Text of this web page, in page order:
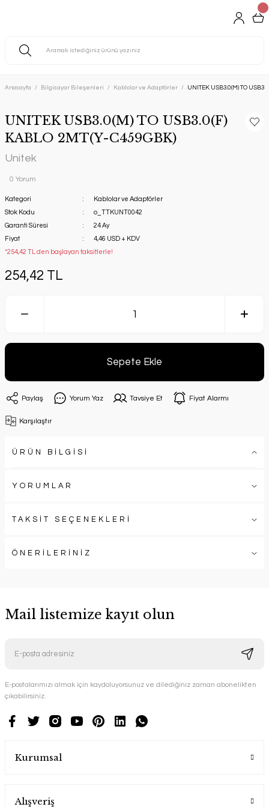
Anasayfa Bilgisayar Bileşenleri Kablolar ve Adaptörler UNITEK USB3.0(M) TO
UNITEK USB3.0(M) TO USB3.0(F)
KABLO 2MT(Y-C459GBK)
Unitek
0 Yorum
Kategori
Kablolar ve Adaptörler
Stok Kodu
o_TTKUNT0042
Garanti Süresi
24 Ay
Fiyat
4,46 USD + KDV
*254,42 TL den başlayan taksitlerle!
254,42 TL
Sepete Ekle
Paylaş Yorum Yaz Tavsiye Et Fiyat Alarmı
Karşılaştır
ÜRÜN BİLGİSİ
YORUMLAR
TAKSİT SEÇENEKLERİ
ÖNERİLERİNİZ
Mail listemize kayıt olun
E-postalarımızı almak için kaydoluyorsunuz ve dilediğiniz zaman abonelikten
çıkabilirsiniz.
Kurumsal
Alışveriş